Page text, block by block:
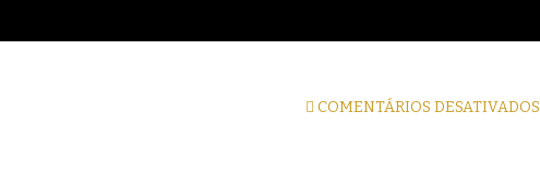
COMENTÁRIOS DESATIVADOS